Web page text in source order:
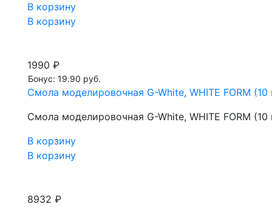
В корзину
В корзину
1990 ₽
Бонус: 19.90 руб.
Смола моделировочная G-White, WHITE FORM (10
Смола моделировочная G-White, WHITE FORM (10
В корзину
В корзину
8932 ₽